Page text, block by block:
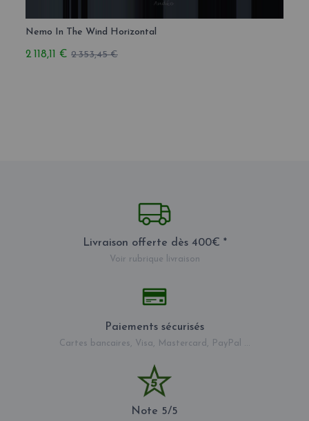
Nemo In The Wind Horizontal
2 118,11 € 2 353,45 €
Livraison offerte dès 400€ *
Voir rubrique livraison
Paiements sécurisés
Cartes bancaires, Visa, Mastercard, PayPal ...
Note 5/5